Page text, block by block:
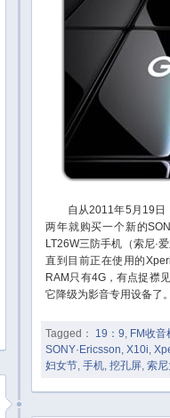
自从2011年5月19日，
两年就购买一个新的
LT26W三防手机（索尼·
直到目前正在使用的
RAM只有4G，有点捉襟
它降级为影音专用设备了。
Tagged： 19：9 FM收音
SONY·Ericsson X10i
妇女节 手机 挖孔屏 索